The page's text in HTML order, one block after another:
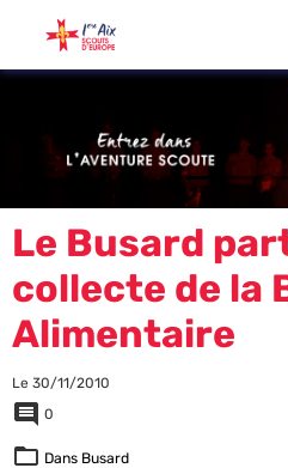
Le Busard
collecte de la
Alimentaire
Le 30/11/2010
0
Dans Busard